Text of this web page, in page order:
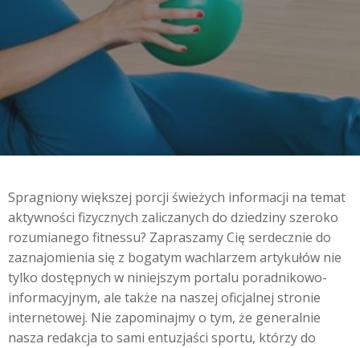
Spragniony większej porcji świeżych informacji na temat
aktywności fizycznych zaliczanych do dziedziny szeroko
rozumianego fitnessu? Zapraszamy Cię serdecznie do
zaznajomienia się z bogatym wachlarzem artykułów nie
tylko dostępnych w niniejszym portalu poradnikowo-
informacyjnym, ale także na naszej oficjalnej stronie
internetowej. Nie zapominajmy o tym, że generalnie
nasza redakcja to sami entuzjaści sportu, którzy do